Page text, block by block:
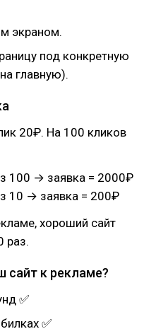
экраном.
под конкретную
главную).
20₽. На 100 кликов
100 → заявка = 2000₽
10 → заявка = 200₽
хороший сайт
раз.
сайт к рекламе?
✅
✅